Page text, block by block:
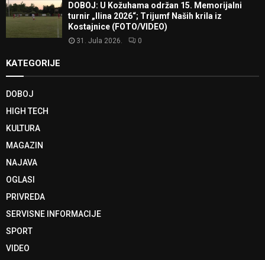
DOBOJ: U Kožuhama održan 15. Memorijalni
turnir „Ilina 2026“; Trijumf Naših krila iz
Kostajnice (FOTO/VIDEO)
31. Jula 2026. 0
KATEGORIJE
DOBOJ
HIGH TECH
KULTURA
MAGAZIN
NAJAVA
OGLASI
PRIVREDA
SERVISNE INFORMACIJE
SPORT
VIDEO